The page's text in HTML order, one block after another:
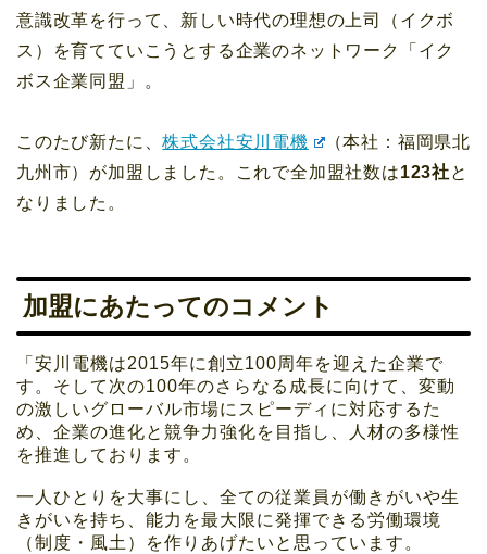
意識改革を行って、新しい時代の理想の上司（イクボ
ス）を育てていこうとする企業のネットワーク「イク
ボス企業同盟」。
このたび新たに、株式会社安川電機
（本社：福岡県北
九州市）が加盟しました。これで全加盟社数は123社と
なりました。
加盟にあたってのコメント
「安川電機は2015年に創立100周年を迎えた企業で
す。そして次の100年のさらなる成長に向けて、変動
の激しいグローバル市場にスピーディに対応するた
め、企業の進化と競争力強化を目指し、人材の多様性
を推進しております。
一人ひとりを大事にし、全ての従業員が働きがいや生
きがいを持ち、能力を最大限に発揮できる労働環境
（制度・風土）を作りあげたいと思っています。